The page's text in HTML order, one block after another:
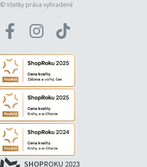
© Všetky práva vyhradené